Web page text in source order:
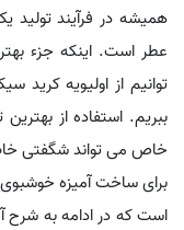
همیشه در فرآیند تولید
عطر است. اینکه جزء
توانیم از اولیویه
ببریم. استفاده از
خاص می تواند شگفتی
برای ساخت آمیزه
است که در ادامه به